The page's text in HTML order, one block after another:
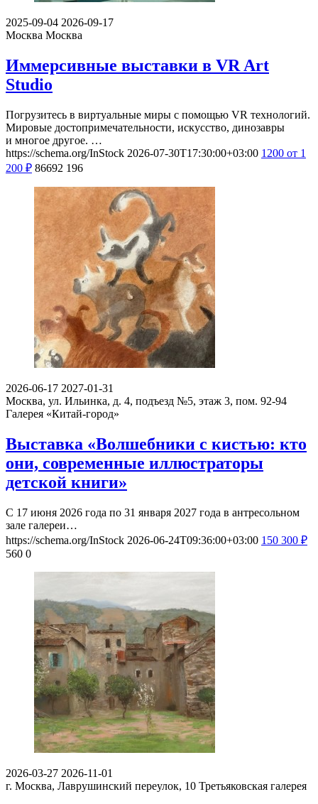
2025-09-04 2026-09-17
Москва Москва
Иммерсивные выставки в VR Art
Studio
Погрузитесь в виртуальные миры с помощью VR технологий.
Мировые достопримечательности, искусство, динозавры
и многое другое. …
https://schema.org/InStock 2026-07-30T17:30:00+03:00 1200 от 1
200 ₽ 86692 196
2026-06-17 2027-01-31
Москва, ул. Ильинка, д. 4, подъезд №5, этаж 3, пом. 92-94
Галерея «Китай-город»
Выставка «Волшебники с кистью: кто
они, современные иллюстраторы
детской книги»
С 17 июня 2026 года по 31 января 2027 года в антресольном
зале галереи…
https://schema.org/InStock 2026-06-24T09:36:00+03:00 150 300 ₽
560 0
2026-03-27 2026-11-01
г. Москва, Лаврушинский переулок, 10 Третьяковская галерея